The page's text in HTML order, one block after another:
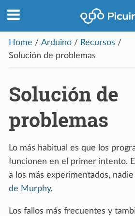
Home / Arduino / Recursos /
Solución de problemas
Solución de
problemas
Lo más habitual es que los
funcionen en el primer intento.
a los más experimentados,
de Murphy.
Los fallos más frecuentes y